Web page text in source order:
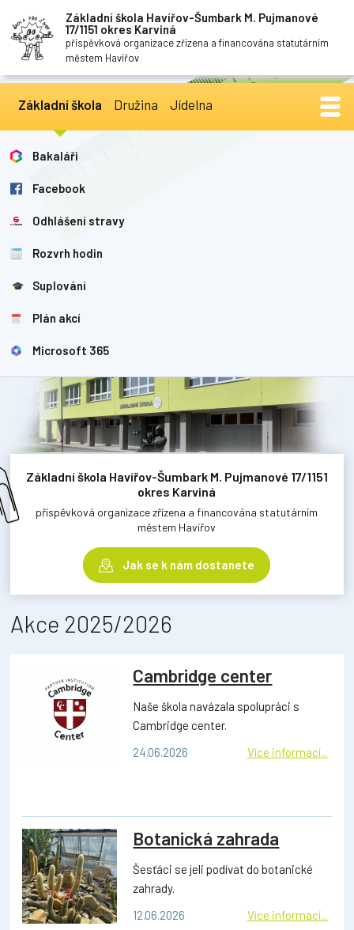
Základní škola Havířov-Šumbark M. Pujmanové
17/1151 okres Karviná
příspěvková organizace zřízena a financována statutárním
městem Havířov
Základní škola Družina Jídelna
Bakaláři
Facebook
Odhlášení stravy
Rozvrh hodin
Suplování
Plán akcí
Microsoft 365
Základní škola Havířov-Šumbark M. Pujmanové 17/1151
okres Karviná
příspěvková organizace zřízena a financována statutárním
městem Havířov
Jak se k nám dostanete
Akce 2025/2026
Cambridge center
Naše škola navázala spolupráci s
Cambridge center.
24.06.2026
Více informací...
Botanická zahrada
Šesťáci se jeli podívat do botanické
zahrady.
12.06.2026
Více informací...